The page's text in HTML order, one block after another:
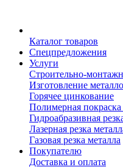
Каталог товаров
Спецпредложения
Услуги
Строительно-
Изготовление
Горячее цинкование
Полимерная покраска
Гидроабразивная
Лазерная резка
Газовая резка металла
Покупателю
Доставка и оплата